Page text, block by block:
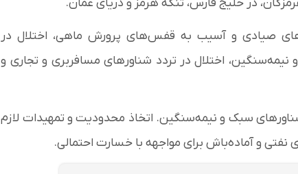
صیادی و آسیب به قفس‌های پرورش ماهی، اختلال در
اختلال در تردد شناورهای مسافربری و تجاری و
سبک و نیمه‌سنگین. اتخاذ محدودیت و تمهیدات لازم
و آماده‌باش برای مواجهه با خسارت احتمالی.